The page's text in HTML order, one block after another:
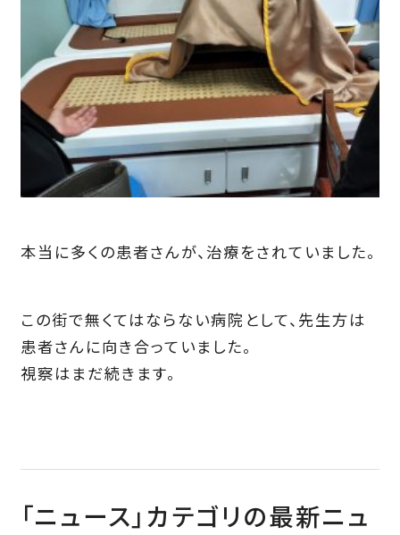
本当に多くの患者さんが、治療をされていました。
この街で無くてはならない病院として、先生方は
患者さんに向き合っていました。
視察はまだ続きます。
「ニュース」カテゴリの最新ニュ